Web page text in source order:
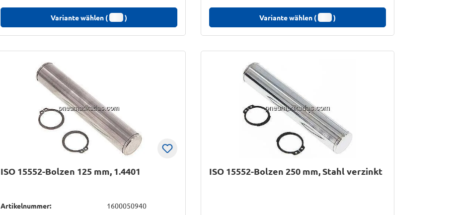
Variante wählen ( ) Variante wählen ( )
ISO 15552-Bolzen 125 mm, 1.4401
Artikelnummer: 1600050940
ISO 15552-Bolzen 250 mm, Stahl verzinkt